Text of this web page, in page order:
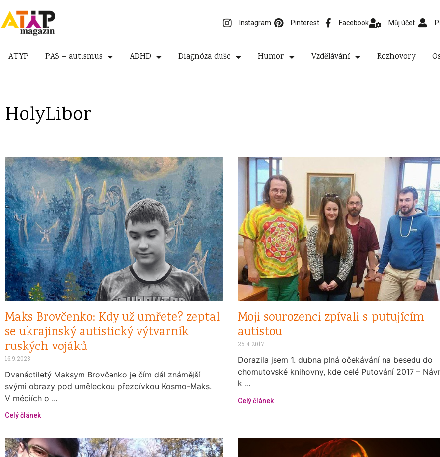
Instagram Pinterest Facebook Můj účet
ATYP PAS – autismus ADHD Diagnóza duše Humor Vzdělávání Rozhovory
HolyLibor
Maks Brovčenko: Kdy už umřete? zeptal
se ukrajinský autistický výtvarník
ruských vojáků
16.9.2023
Dvanáctiletý Maksym Brovčenko je čím dál známější
svými obrazy pod uměleckou přezdívkou Kosmo-Maks.
V médiích o ...
Celý článek
Moji sourozenci zpívali s putujícím
autistou
25.4.2017
Dorazila jsem 1. dubna plná očekávání na besedu do
chomutovské knihovny, kde celé Putování 2017 –
k ...
Celý článek